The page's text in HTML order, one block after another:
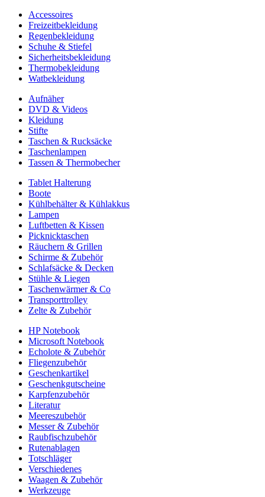
Accessoires
Freizeitbekleidung
Regenbekleidung
Schuhe & Stiefel
Sicherheitsbekleidung
Thermobekleidung
Watbekleidung
Aufnäher
DVD & Videos
Kleidung
Stifte
Taschen & Rucksäcke
Taschenlampen
Tassen & Thermobecher
Tablet Halterung
Boote
Kühlbehälter & Kühlakkus
Lampen
Luftbetten & Kissen
Picknicktaschen
Räuchern & Grillen
Schirme & Zubehör
Schlafsäcke & Decken
Stühle & Liegen
Taschenwärmer & Co
Transporttrolley
Zelte & Zubehör
HP Notebook
Microsoft Notebook
Echolote & Zubehör
Fliegenzubehör
Geschenkartikel
Geschenkgutscheine
Karpfenzubehör
Literatur
Meereszubehör
Messer & Zubehör
Raubfischzubehör
Rutenablagen
Totschläger
Verschiedenes
Waagen & Zubehör
Werkzeuge